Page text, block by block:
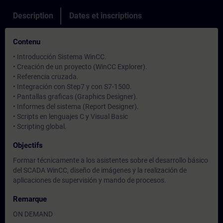
Description Dates et inscriptions
Contenu
• Introducción Sistema WinCC.
• Creación de un proyecto (WinCC Explorer).
• Referencia cruzada.
• Integración con Step7 y con S7-1500.
• Pantallas graficas (Graphics Designer).
• Informes del sistema (Report Designer).
• Scripts en lenguajes C y Visual Basic
• Scripting global.
Objectifs
Formar técnicamente a los asistentes sobre el desarrollo básico
del SCADA WinCC, diseño de imágenes y la realización de
aplicaciones de supervisión y mando de procesos.
Remarque
ON DEMAND